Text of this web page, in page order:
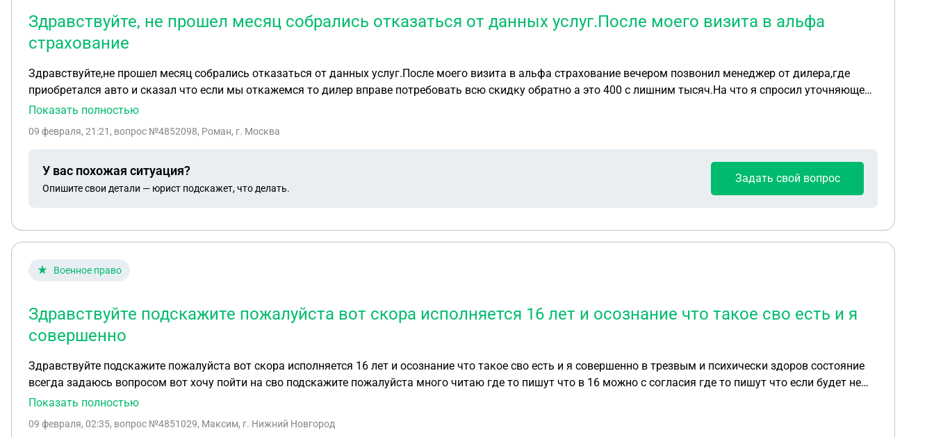
Здравствуйте, не прошел месяц собрались отказаться от данных услуг.После моего визита в альфа
страхование
Здравствуйте,не прошел месяц собрались отказаться от данных услуг.После моего визита в альфа страхование вечером позвонил менеджер от дилера,где
приобретался авто и сказал что если мы откажемся то дилер вправе потребовать всю скидку обратно а это 400 с лишним тысяч.На что я спросил уточняюще
не подписывали ли мы какие-то доп соглашения ведь я у себя их не нашел а в договоре купли продажи никаких условий по этим вопросам нет.Он сказала что
практика дилер выигрывает эти дела и заставляет вернуть скидку.Уважвемые юристы объясните мне пожалуйста каким образом дилер может выиграть через
Показать полностью
09 февраля, 21:21 , вопрос №4852098, Роман, г. Москва
У вас похожая ситуация?
Опишите свои детали — юрист подскажет, что делать.
Задать свой вопрос
Военное право
Здравствуйте подскажите пожалуйста вот скора исполняется 16 лет и осознание что такое сво есть и я
совершенно
Здравствуйте подскажите пожалуйста вот скора исполняется 16 лет и осознание что такое сво есть и я совершенно в трезвым и психически здоров состояние
всегда задаюсь вопросом вот хочу пойти на сво подскажите пожалуйста много читаю где то пишут что в 16 можно с согласия где то пишут что если будет не
хватка бойцов и так заберут а где то пишут что без гражданства РФ не берут так вот хотелось бы получить один ясный ответ смогу ли я когда мне исполнится
Показать полностью
09 февраля, 02:35, вопрос №4851029, Максим, г. Нижний Новгород